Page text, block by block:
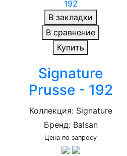
В закладки
В сравнение
Купить
Signature
Prusse - 192
Коллекция: Signature
Бренд: Balsan
Цена по запросу